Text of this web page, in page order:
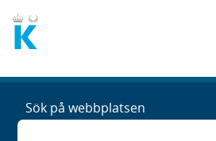
Sök på webbplatsen